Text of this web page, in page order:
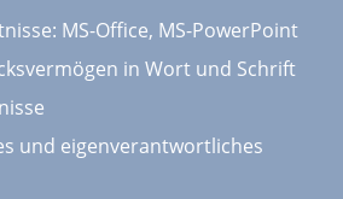
MS-Office, MS-PowerPoint
in Wort und Schrift
und eigenverantwortliches